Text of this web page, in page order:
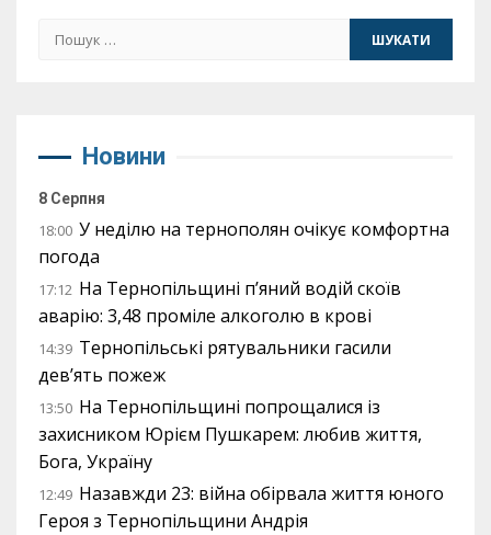
Пошук:
Новини
8 Серпня
18:00 У неділю на тернополян очікує комфортна
погода
17:12 На Тернопільщині п’яний водій скоїв
аварію: 3,48 проміле алкоголю в крові
14:39 Тернопільські рятувальники гасили
дев’ять пожеж
13:50 На Тернопільщині попрощалися із
захисником Юрієм Пушкарем: любив життя,
Бога, Україну
12:49 Назавжди 23: війна обірвала життя юного
Героя з Тернопільщини Андрія